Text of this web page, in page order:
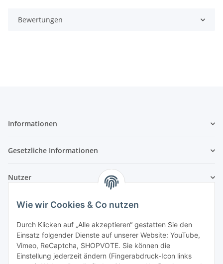
Wie wir Cookies & Co nutzen
Durch Klicken auf „Alle akzeptieren“ gestatten Sie den
Einsatz folgender Dienste auf unserer Website: YouTube,
Vimeo, ReCaptcha, SHOPVOTE. Sie können die
Einstellung jederzeit ändern (Fingerabdruck-Icon links
Bewertungen
Informationen
Gesetzliche Informationen
Nutzer